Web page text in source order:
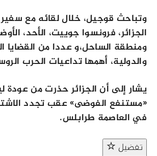
وتباحث قوجيل، خلال لقائه مع
الجزائر، فرونسوا جوييت، الأحد،
ومنطقة الساحل،و عددا من القضايا
والدولية، أهمها تداعيات الحرب
يشار إلى أن الجزائر حذرت من عودة
«مستنفع الفوضى» عقب تجدد
في العاصمة طرابلس.
تفضيل